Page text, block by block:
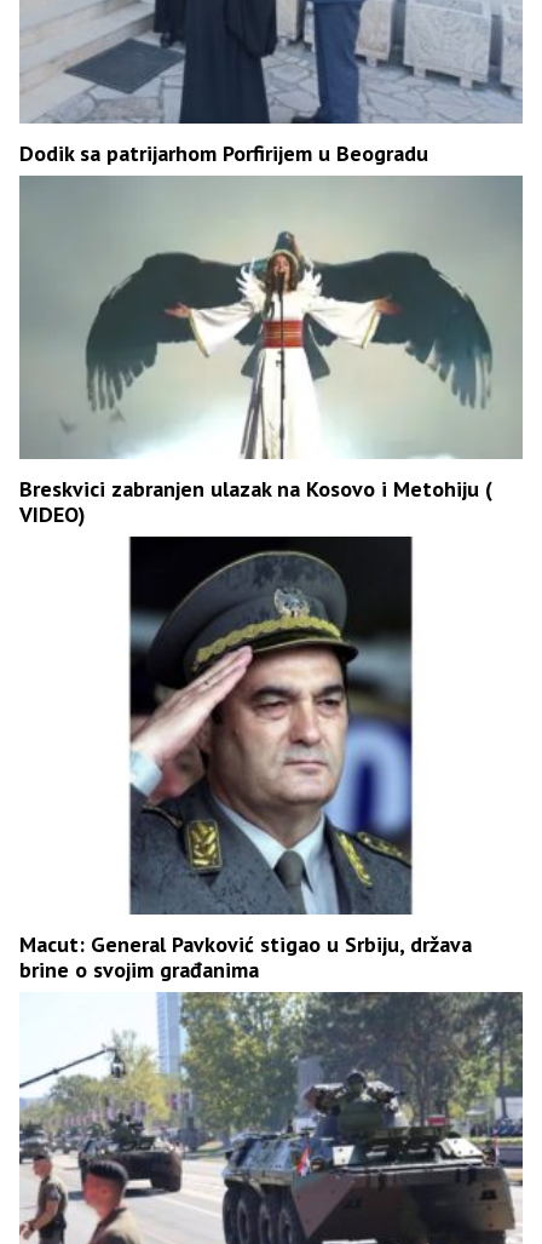
Dodik sa patrijarhom Porfirijem u Beogradu
Breskvici zabranjen ulazak na Kosovo i Metohiju (
VIDEO)
Macut: General Pavković stigao u Srbiju, država
brine o svojim građanima